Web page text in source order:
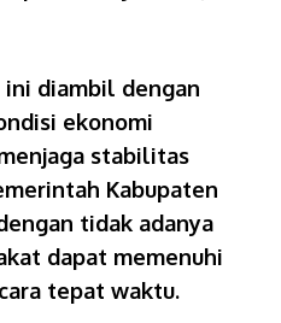
ini diambil dengan
ekonomi
stabilitas
Kabupaten
tidak adanya
dapat memenuhi
tepat waktu.